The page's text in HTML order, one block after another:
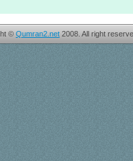
© Qumran2.net 2008. All right